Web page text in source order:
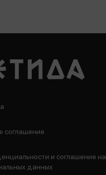
соглашение
и соглашение на
данных